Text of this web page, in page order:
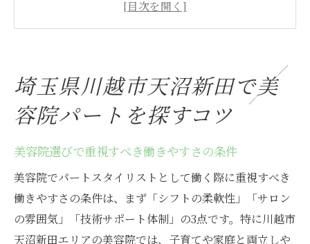
理想の美容院パート職場環境を見極めるポ
イント
び
パートスタイリストとして美容院勤務を始める
魅力
美容院パート勤務が叶える柔軟な働き方の
埼玉県川越市天沼新田で美
容院パートを探すコツ
美容院選びで重視すべき働きやすさの条件
美容院でパートスタイリストとして働く際に重視すべき
働きやすさの条件は、まず「シフトの柔軟性」「サロン
の雰囲気」「技術サポート体制」の3点です。特に川越市
天沼新田エリアの美容院では、子育てや家庭と両立しや